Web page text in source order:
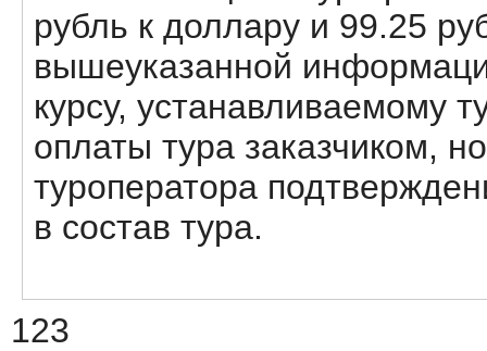
рубль к доллару и 99.25
вышеуказанной
курсу, устанавливаемому
оплаты тура заказчиком,
туроператора
в состав тура.
123